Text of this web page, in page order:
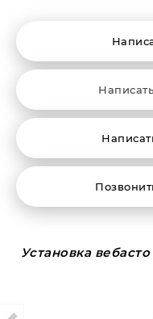
Установка